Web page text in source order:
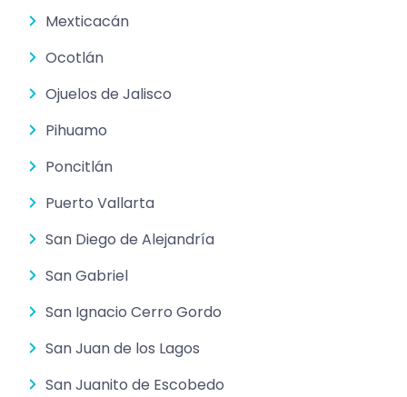
Mexticacán
Ocotlán
Ojuelos de Jalisco
Pihuamo
Poncitlán
Puerto Vallarta
San Diego de Alejandría
San Gabriel
San Ignacio Cerro Gordo
San Juan de los Lagos
San Juanito de Escobedo